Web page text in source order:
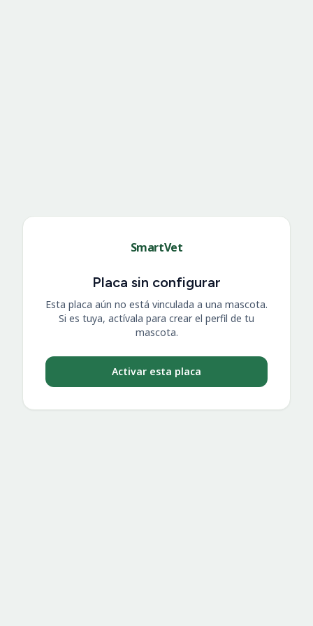
SmartVet
Placa sin configurar
Esta placa aún no está vinculada a una mascota.
Si es tuya, actívala para crear el perfil de tu
mascota.
Activar esta placa